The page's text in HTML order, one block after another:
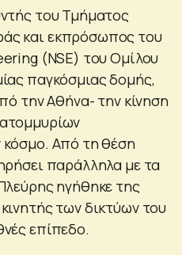
του Τμήματος
και εκπρόσωπος του
(NSE) του Ομίλου
παγκόσμιας δομής,
την Αθήνα- την κίνηση
κόσμο. Από τη θέση
παράλληλα με τα
ηγήθηκε της
των δικτύων του
επίπεδο.